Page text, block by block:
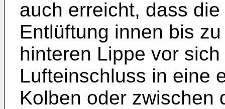
auch erreicht, dass
Entlüftung innen bis
hinteren Lippe vor
Lufteinschluss in eine
Kolben oder zwischen